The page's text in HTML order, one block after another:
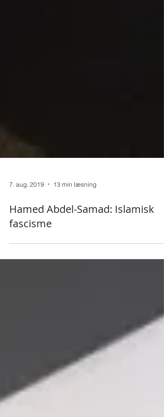
7. aug. 2019 13 min læsning
Hamed Abdel-Samad: Islamisk
fascisme